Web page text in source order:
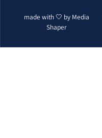
made with 🤍 by Media
Shaper